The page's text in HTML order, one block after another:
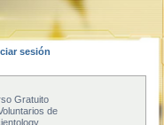
sesión
Gratuito
de